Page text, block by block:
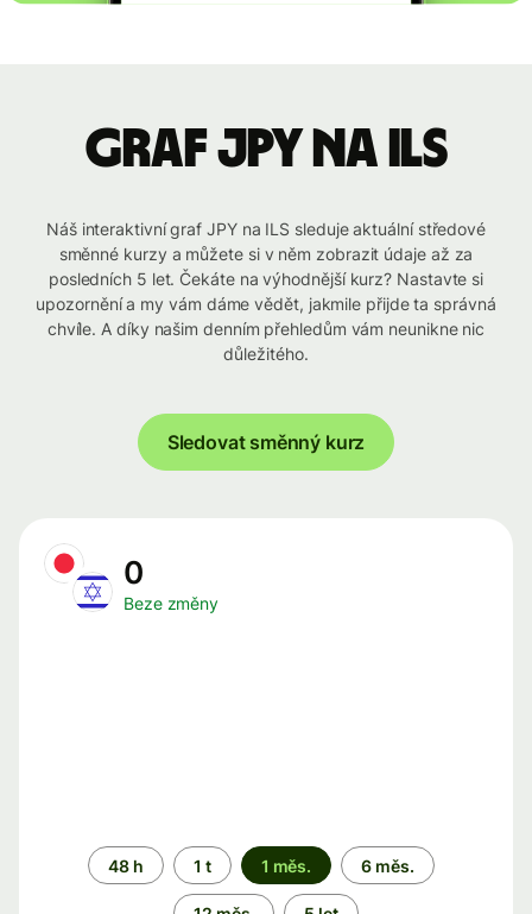
graf JPY na ILS
Náš interaktivní graf JPY na ILS sleduje aktuální středové
směnné kurzy a můžete si v něm zobrazit údaje až za
posledních 5 let. Čekáte na výhodnější kurz? Nastavte si
upozornění a my vám dáme vědět, jakmile přijde ta správná
chvíle. A díky našim denním přehledům vám neunikne nic
důležitého.
Sledovat směnný kurz
0
Beze změny
Časové
období
48 h 1 t 1 měs. 6 měs.